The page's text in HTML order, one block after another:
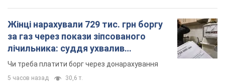
Жінці нарахували 729 тис. грн боргу
за газ через покази зіпсованого
лічильника: суддя ухвалив
неочікуване рішення
Чи треба платити борг через донарахування
5 часов назад 30,6 т.